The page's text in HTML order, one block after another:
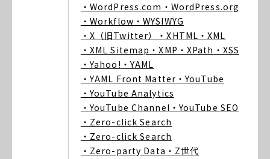
・WordPress.com ・WordPress.org
・Workflow ・WYSIWYG
・X（旧Twitter）
・XHTML ・XML
・XML Sitemap ・XMP ・XPath ・XSS
・Yahoo! ・YAML
・YAML Front Matter ・YouTube
・YouTube Analytics
・YouTube Channel ・YouTube SEO
・Zero-click Search
・Zero-click Search
・Zero-party Data ・Z世代